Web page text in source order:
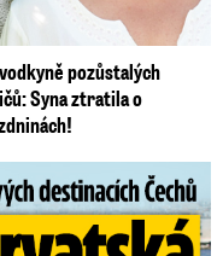
pozůstalých
Syna ztratila o
proti naháčům!